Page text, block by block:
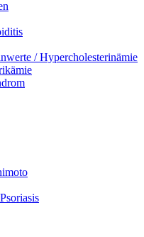
/ Hypercholesterinämie